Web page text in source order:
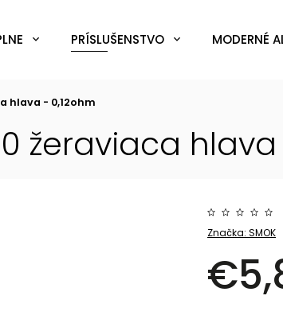
PRÍSLUŠENSTVO MODERNÉ
hlava - 0,12ohm
žeraviaca
Značka:SMOK